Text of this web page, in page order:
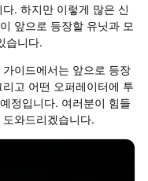
. 하지만 이렇게 많은 신
앞으로 등장할 유닛과 모
습니다.
이드에서는 앞으로 등장
고 어떤 오퍼레이터에 투
정입니다. 여러분이 힘들
와드리겠습니다.